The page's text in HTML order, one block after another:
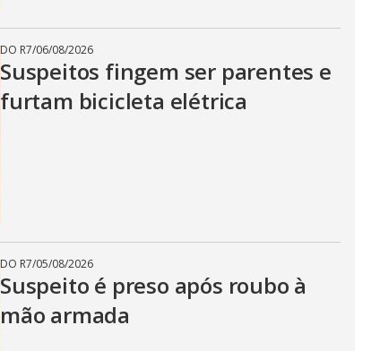
DO R7/06/08/2026
Suspeitos fingem ser parentes e
furtam bicicleta elétrica
DO R7/05/08/2026
Suspeito é preso após roubo à
mão armada